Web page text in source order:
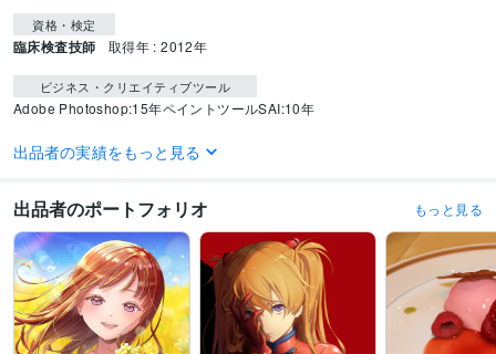
資格・検定
臨床検査技師 取得年 : 2012年
ビジネス・クリエイティブツール
Adobe Photoshop:15年ペイントツールSAI:10年
得意分野
出品者の実績をもっと見る
出品者のポートフォリオ もっと見る